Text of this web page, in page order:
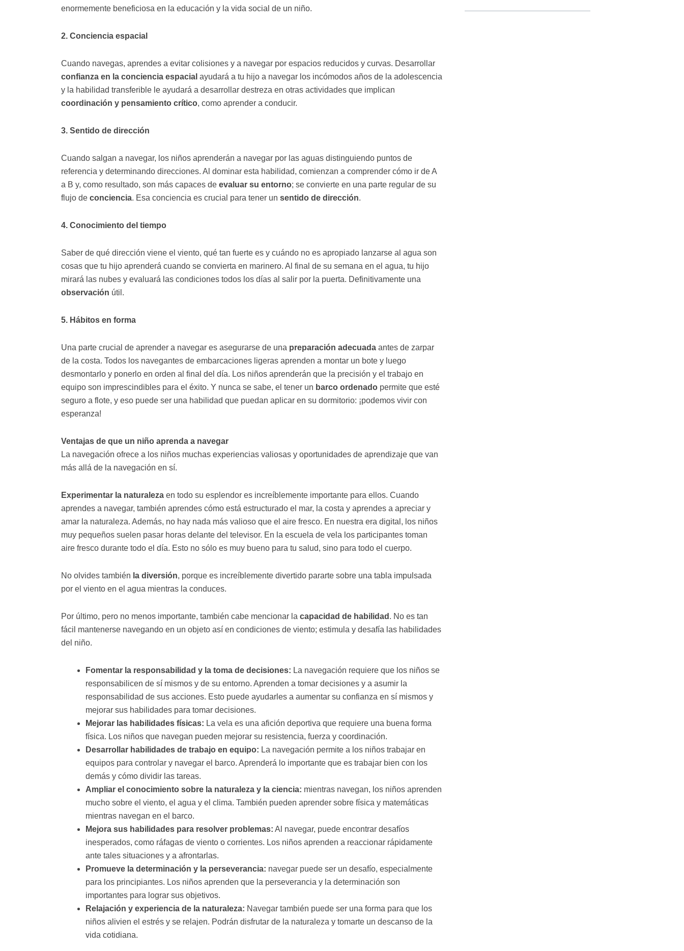
enormemente beneficiosa en la educación y la vida social de un niño.
2. Conciencia espacial
Cuando navegas, aprendes a evitar colisiones y a navegar por espacios reducidos y curvas. Desarrollar
confianza en la conciencia espacial ayudará a tu hijo a navegar los incómodos años de la adolescencia
y la habilidad transferible le ayudará a desarrollar destreza en otras actividades que implican
coordinación y pensamiento crítico, como aprender a conducir.
3. Sentido de dirección
Cuando salgan a navegar, los niños aprenderán a navegar por las aguas distinguiendo puntos de
referencia y determinando direcciones. Al dominar esta habilidad, comienzan a comprender cómo ir de A
a B y, como resultado, son más capaces de evaluar su entorno; se convierte en una parte regular de su
flujo de conciencia. Esa conciencia es crucial para tener un sentido de dirección.
4. Conocimiento del tiempo
Saber de qué dirección viene el viento, qué tan fuerte es y cuándo no es apropiado lanzarse al agua son
cosas que tu hijo aprenderá cuando se convierta en marinero. Al final de su semana en el agua, tu hijo
mirará las nubes y evaluará las condiciones todos los días al salir por la puerta. Definitivamente una
observación útil.
5. Hábitos en forma
Una parte crucial de aprender a navegar es asegurarse de una preparación adecuada antes de zarpar
de la costa. Todos los navegantes de embarcaciones ligeras aprenden a montar un bote y luego
desmontarlo y ponerlo en orden al final del día. Los niños aprenderán que la precisión y el trabajo en
equipo son imprescindibles para el éxito. Y nunca se sabe, el tener un barco ordenado permite que esté
seguro a flote, y eso puede ser una habilidad que puedan aplicar en su dormitorio: ¡podemos vivir con
esperanza!
Ventajas de que un niño aprenda a navegar
La navegación ofrece a los niños muchas experiencias valiosas y oportunidades de aprendizaje que van
más allá de la navegación en sí.
Experimentar la naturaleza en todo su esplendor es increíblemente importante para ellos. Cuando
aprendes a navegar, también aprendes cómo está estructurado el mar, la costa y aprendes a apreciar y
amar la naturaleza. Además, no hay nada más valioso que el aire fresco. En nuestra era digital, los niños
muy pequeños suelen pasar horas delante del televisor. En la escuela de vela los participantes toman
aire fresco durante todo el día. Esto no sólo es muy bueno para tu salud, sino para todo el cuerpo.
No olvides también la diversión, porque es increíblemente divertido pararte sobre una tabla impulsada
por el viento en el agua mientras la conduces.
Por último, pero no menos importante, también cabe mencionar la capacidad de habilidad . No es tan
fácil mantenerse navegando en un objeto así en condiciones de viento; estimula y desafía las habilidades
del niño.
Fomentar la responsabilidad y la toma de decisiones: La navegación requiere que los niños se
responsabilicen de sí mismos y de su entorno. Aprenden a tomar decisiones y a asumir la
responsabilidad de sus acciones. Esto puede ayudarles a aumentar su confianza en sí mismos y
mejorar sus habilidades para tomar decisiones.
Mejorar las habilidades físicas: La vela es una afición deportiva que requiere una buena forma
física. Los niños que navegan pueden mejorar su resistencia, fuerza y coordinación.
Desarrollar habilidades de trabajo en equipo: La navegación permite a los niños trabajar en
equipos para controlar y navegar el barco. Aprenderá lo importante que es trabajar bien con los
demás y cómo dividir las tareas.
Ampliar el conocimiento sobre la naturaleza y la ciencia: mientras navegan, los niños aprenden
mucho sobre el viento, el agua y el clima. También pueden aprender sobre física y matemáticas
mientras navegan en el barco.
Mejora sus habilidades para resolver problemas: Al navegar, puede encontrar desafíos
inesperados, como ráfagas de viento o corrientes. Los niños aprenden a reaccionar rápidamente
ante tales situaciones y a afrontarlas.
Promueve la determinación y la perseverancia: navegar puede ser un desafío, especialmente
para los principiantes. Los niños aprenden que la perseverancia y la determinación son
importantes para lograr sus objetivos.
Relajación y experiencia de la naturaleza: Navegar también puede ser una forma para que los
niños alivien el estrés y se relajen. Podrán disfrutar de la naturaleza y tomarte un descanso de la
vida cotidiana.